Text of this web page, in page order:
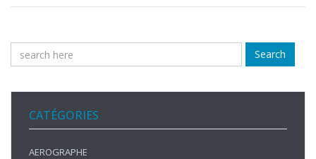
Search
CATÉGORIES
AEROGRAPHE